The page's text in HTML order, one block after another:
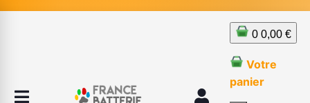
0 0,00 €
Votre
panier